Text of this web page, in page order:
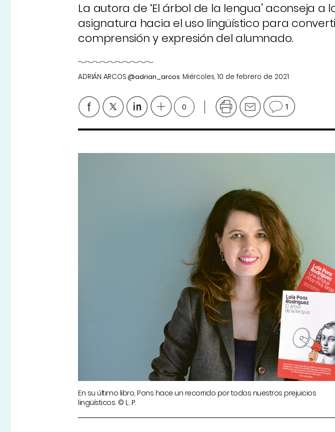
La autora de ‘El árbol de la lengua’ aconseja a
asignatura hacia el uso lingüístico para
comprensión y expresión del alumnado.
ADRIÁN ARCOS@adrian_arcos Miércoles, 10 de febrero de 2021
0 1
En su último libro, Pons hace un recorrido por todos nuestros prejuicios
lingüísticos. © L. P.